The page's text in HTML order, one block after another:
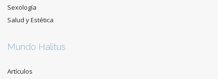
Sexología
Salud y Estética
Mundo Halitus
Artículos